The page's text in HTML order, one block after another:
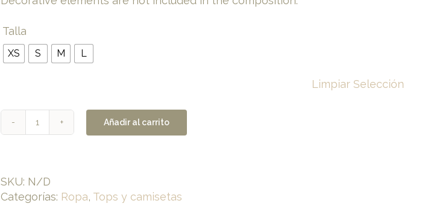
Talla
XS S M L
Limpiar Selección
Camiseta
Añadir al carrito
SKU: N/D
Categorías: Ropa, Tops y camisetas